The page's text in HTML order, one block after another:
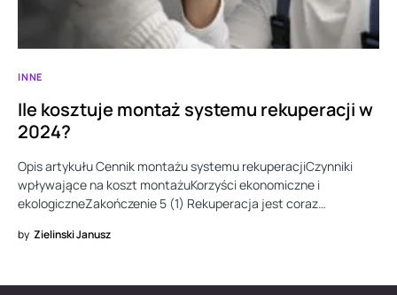
INNE
Ile kosztuje montaż systemu rekuperacji w
2024?
Opis artykułu Cennik montażu systemu rekuperacjiCzynniki
wpływające na koszt montażuKorzyści ekonomiczne i
ekologiczneZakończenie 5 (1) Rekuperacja jest coraz…
by Zielinski Janusz